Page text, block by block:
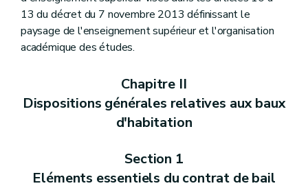
Art. 69
Art. 70
Art. 71
Art. 72
Chapitre V Dispositions particulières relatives au bail étudiant
Art. 82
13 du décret du 7 novembre 2013 définissant le
paysage de l'enseignement supérieur et l'organisation
académique des études.
Chapitre II
Dispositions générales relatives aux baux
d'habitation
Section 1
Eléments essentiels du contrat de bail